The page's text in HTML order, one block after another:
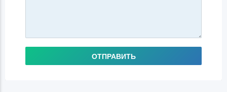
ОТПРАВИТЬ